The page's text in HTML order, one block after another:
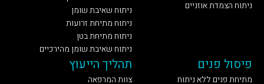
ניתוח הצמדת אוזניים
ניתוח שאיבת שומן
ניתוח מתיחת זרועות
ניתוח מתיחת בטן
ניתוח שאיבת שומן מהירכיים
פיסול פנים
מתיחת פנים ללא ניתוח
תהליך הייעוץ
צוות המרפאה